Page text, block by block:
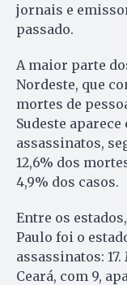
jornais e
passado.
A maior parte
Nordeste, que
mortes de
Sudeste
assassinatos,
12,6% dos
4,9% dos casos.
Entre os
Paulo foi o
assassinatos:
Ceará, com 9,